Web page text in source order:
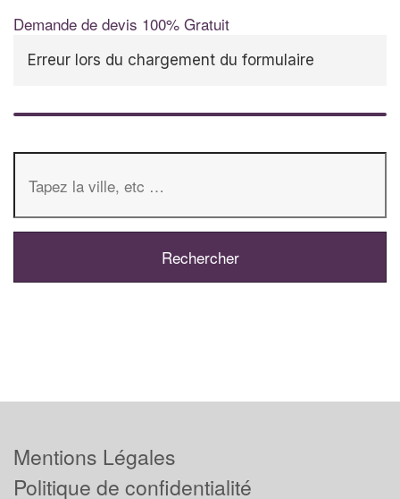
Demande de devis 100% Gratuit
Erreur lors du chargement du formulaire
Mentions Légales
Politique de confidentialité